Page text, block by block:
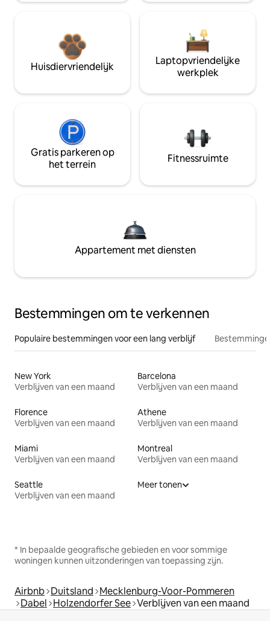
Huisdiervriendelijk
Laptopvriendelijke
werkplek
Gratis parkeren op
het terrein
Fitnessruimte
Appartement met diensten
Bestemmingen om te verkennen
Populaire bestemmingen voor een lang verblijf
New York
Verblijven van een maand
Barcelona
Verblijven van een maand
Florence
Verblijven van een maand
Athene
Verblijven van een maand
Miami
Verblijven van een maand
Montreal
Verblijven van een maand
Seattle
Verblijven van een maand
Meer tonen
* In bepaalde geografische gebieden en voor sommige
woningen kunnen uitzonderingen van toepassing zijn.
Airbnb Duitsland Mecklenburg-Voor-Pommeren
Dabel Holzendorfer See Verblijven van een maand